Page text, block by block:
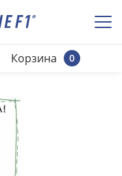
0
Корзина